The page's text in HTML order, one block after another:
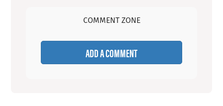
COMMENT ZONE
ADD A COMMENT